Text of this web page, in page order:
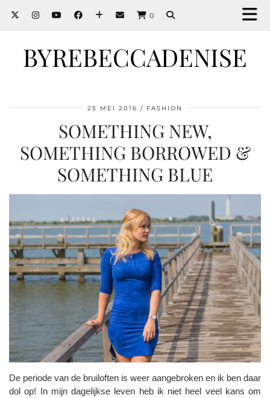
0
BYREBECCADENISE
25 MEI 2016 FASHION
SOMETHING NEW,
SOMETHING BORROWED &
SOMETHING BLUE
De periode van de bruiloften is weer aangebroken en ik ben daar
dol op! In mijn dagelijkse leven heb ik niet heel veel kans om